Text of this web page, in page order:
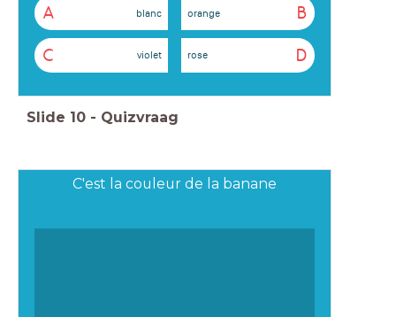
A blanc B
orange
C violet D
rose
Slide 10 - Quizvraag
C'est la couleur de la banane